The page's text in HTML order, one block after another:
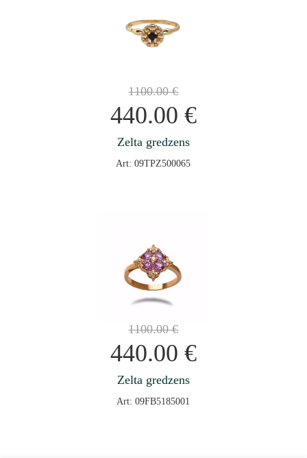
1100.00€
440.00 €
Zelta gredzens
Art: 09TPZ500065
1100.00€
440.00 €
Zelta gredzens
Art: 09FB5185001